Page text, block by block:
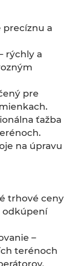
precíznu a
rýchly a
pre
ťažba
na úpravu
trhové ceny
odkúpení
–
terénoch